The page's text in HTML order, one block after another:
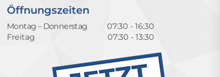
Öffnungszeiten
Montag – Donnerstag
07:30 - 16:30
Freitag
07:30 - 13:30